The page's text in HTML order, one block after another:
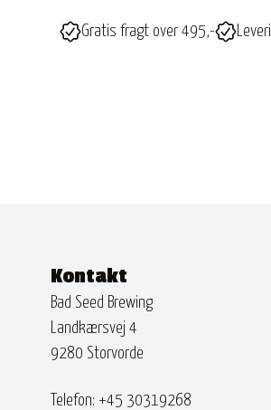
Gratis fragt over 495,-
Kontakt
Bad Seed Brewing
Landkærsvej 4
9280 Storvorde
Telefon: +45 30319268